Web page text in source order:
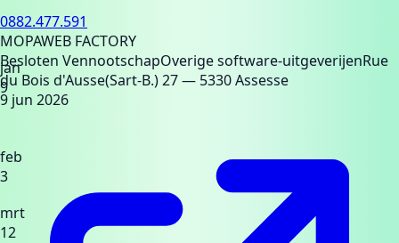
jan
9
feb
3
mrt
12
0882.477.591
MOPAWEB FACTORY
Besloten VennootschapOverige software-uitgeverijenRue
du Bois d'Ausse(Sart-B.) 27— 5330 Assesse
9 jun 2026